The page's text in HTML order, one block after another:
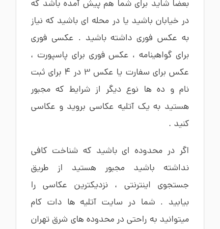
بعضا شاید برای شما هم پیش آمده باشد که
در خیابان باشید یا در محله ای باشید که نیاز
به عکس فوری داشته باشید . عکسی فوری
برای گواهینامه ، عکس فوری برای پاسپورت ،
عکس برای سفارت یا عکس 3 در 4 برای ثبت
نام و ده ها نوع دیگر از شرایط که مجبور
هستید به یک آتلیه عکاسی بروید و عکاسی
کنید .
اگر در محدوده ای باشید که شناخت کافی
نداشته باشید مجبور هستید از طریق
جستجوی اینترنتی ، نزدیکترین عکاسی را
بیابید . شما در سایت آتلیه ها دات کام
میتوانید به راحتی در محدوده های شرق تهران